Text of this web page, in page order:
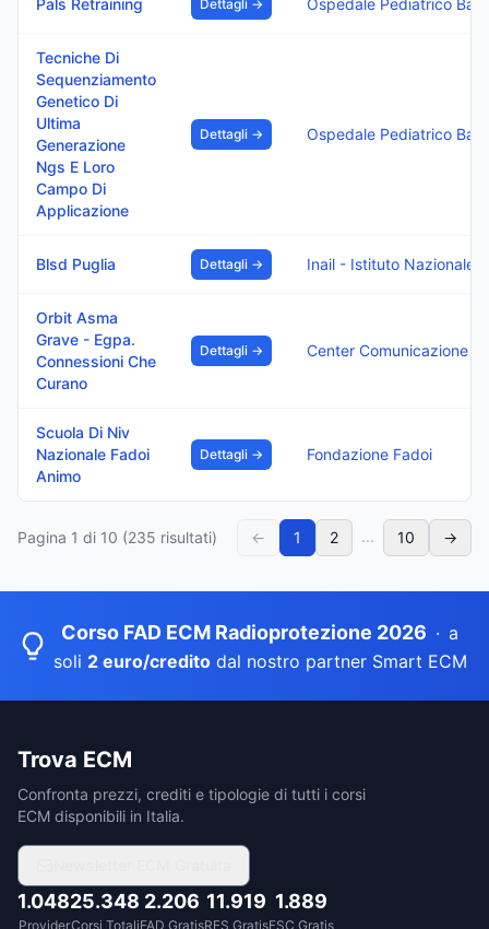
Pals Retraining Dettagli →
Tecniche Di
Sequenziamento
Genetico Di
Ultima
Generazione
Ngs E Loro
Campo Di
Applicazione
Dettagli →
Blsd Puglia Dettagli →
Orbit Asma
Grave - Egpa.
Connessioni Che
Curano
Dettagli →
Scuola Di Niv
Nazionale Fadoi
Animo
Dettagli → Fondazione Fadoi
Pagina 1 di 10 (235 risultati) ← 1 2 ... 10 →
Corso FAD ECM Radioprotezione 2026 · a
soli 2 euro/creditodal nostro partner Smart ECM
Trova ECM
Confronta prezzi, crediti e tipologie di tutti i corsi
ECM disponibili in Italia.
1.048
Provider
25.348
Corsi Totali
2.206
FAD Gratis
11.919
RES Gratis
1.889
FSC Gratis